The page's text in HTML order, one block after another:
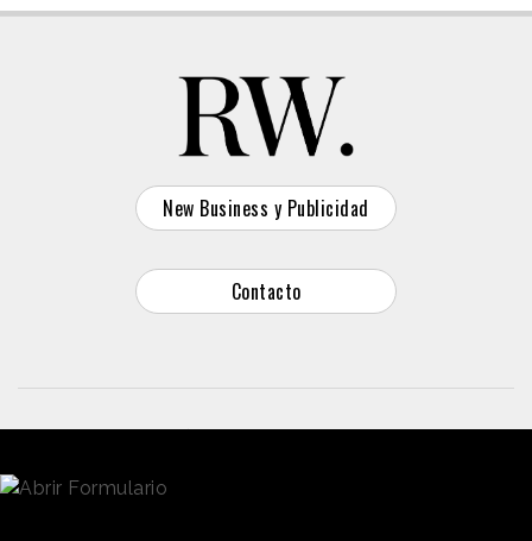
New Business y Publicidad
Contacto
© 2026 Reason Why
Dirección: